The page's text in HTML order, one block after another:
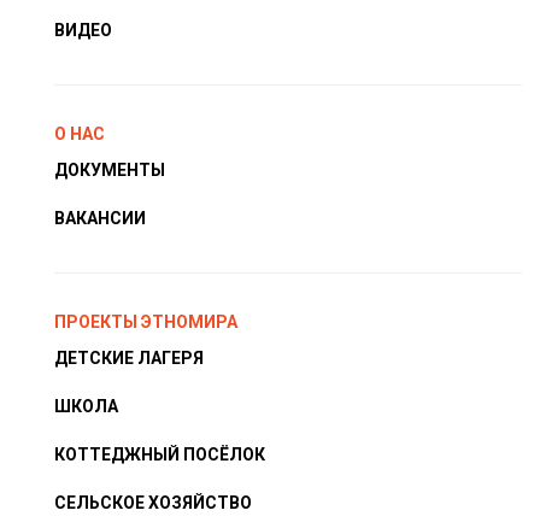
ВИДЕО
О НАС
ДОКУМЕНТЫ
ВАКАНСИИ
ПРОЕКТЫ ЭТНОМИРА
ДЕТСКИЕ ЛАГЕРЯ
ШКОЛА
КОТТЕДЖНЫЙ ПОСЁЛОК
СЕЛЬСКОЕ ХОЗЯЙСТВО